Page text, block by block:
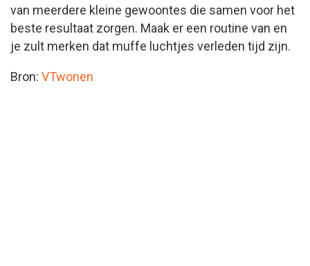
van meerdere kleine gewoontes die samen voor het
beste resultaat zorgen. Maak er een routine van en
je zult merken dat muffe luchtjes verleden tijd zijn.
Bron: VTwonen